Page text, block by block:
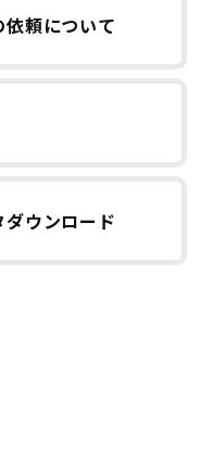
頼について
ウンロード